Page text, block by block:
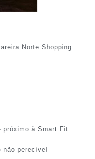
Norte Shopping
próximo à Smart Fit
perecível